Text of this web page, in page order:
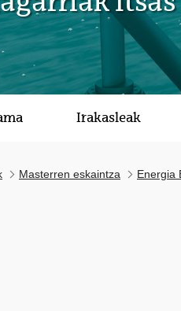
Irakasleak
Masterren eskaintza Energia